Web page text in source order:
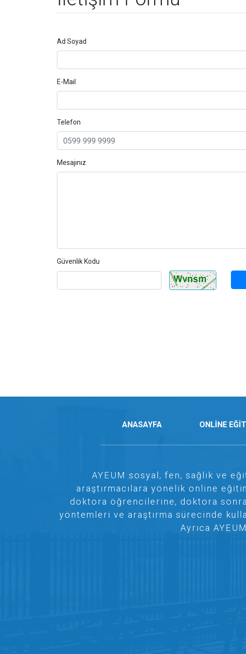
Ad Soyad
E-Mail
Telefon
Mesajınız
Güvenlik Kodu
ANASAYFA ONLİNE
AYEUM sosyal, fen, sağlık ve
araştırmacılara yönelik online
doktora öğrencilerine, doktora
yöntemleri ve araştırma sürecinde
Ayrıca